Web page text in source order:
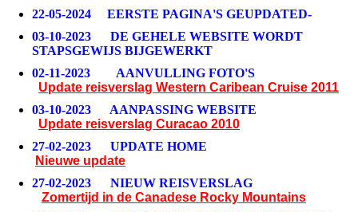
22-05-2024 EERSTE PAGINA'S GEUPDATED-
03-10-2023 DE GEHELE WEBSITE WORDT
STAPSGEWIJS BIJGEWERKT
02-11-2023
AANVULLING FOTO'S
Update reisverslag Western Caribean Cruise 2011
03-10-2023 AANPASSING WEBSITE
Update reisverslag Curacao 2010
27-02-2023 UPDATE HOME
Nieuwe update
27-02-2023 NIEUW REISVERSLAG
Zomertijd in de Canadese Rocky Mountains